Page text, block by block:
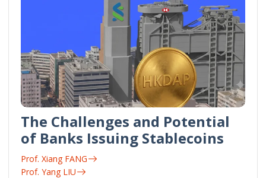
The Challenges and Potential
of Banks Issuing Stablecoins
Prof. Xiang FANG
Prof. Yang LIU